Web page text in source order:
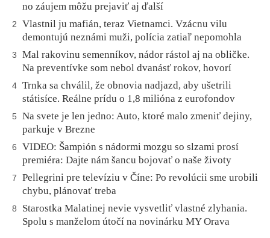
no záujem môžu prejaviť aj ďalší
2
Vlastnil ju mafián, teraz Vietnamci. Vzácnu vilu
demontujú neznámi muži, polícia zatiaľ nepomohla
3
Mal rakovinu semenníkov, nádor rástol aj na obličke.
Na preventívke som nebol dvanásť rokov, hovorí
4 Trnka sa chválil, že obnovia nadjazd, aby ušetrili
státisíce. Reálne prídu o 1,8 milióna z eurofondov
5
Na svete je len jedno: Auto, ktoré malo zmeniť dejiny,
parkuje v Brezne
6
VIDEO: Šampión s nádormi mozgu so slzami prosí
premiéra: Dajte nám šancu bojovať o naše životy
7
Pellegrini pre televíziu v Číne: Po revolúcii sme urobili
chybu, plánovať treba
8
Starostka Malatinej nevie vysvetliť vlastné zlyhania.
Spolu s manželom útočí na novinárku MY Orava